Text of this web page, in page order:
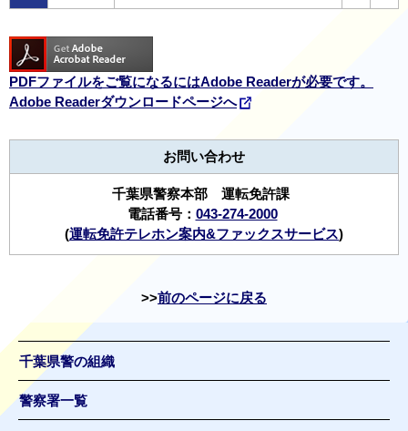
PDFファイルをご覧になるにはAdobe Readerが必要です。
Adobe Readerダウンロードページへ
お問い合わせ
千葉県警察本部 運転免許課
電話番号： 043-274-2000
(運転免許テレホン案内&ファックスサービス)
前のページに戻る
千葉県警の組織
警察署一覧